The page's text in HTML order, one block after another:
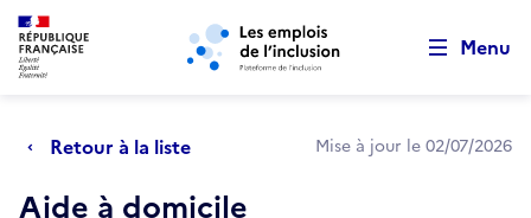
Aller au menu principal Aller au contenu principal
Menu
Retour à la liste Mise à jour le 02/07/2026
Aide à domicile
Retour au début de la page
Panneau de gestion des cookies